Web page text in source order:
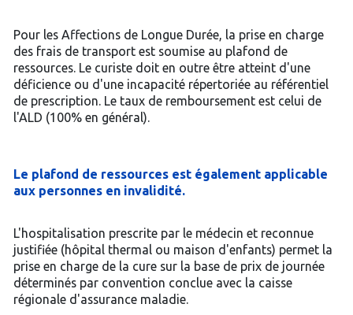
Pour les Affections de Longue Durée, la prise en charge
des frais de transport est soumise au plafond de
ressources. Le curiste doit en outre être atteint d'une
déficience ou d'une incapacité répertoriée au référentiel
de prescription. Le taux de remboursement est celui de
l'ALD (100% en général).
Le plafond de ressources est également applicable
aux personnes en invalidité.
L'hospitalisation prescrite par le médecin et reconnue
justifiée (hôpital thermal ou maison d'enfants) permet la
prise en charge de la cure sur la base de prix de journée
déterminés par convention conclue avec la caisse
régionale d'assurance maladie.